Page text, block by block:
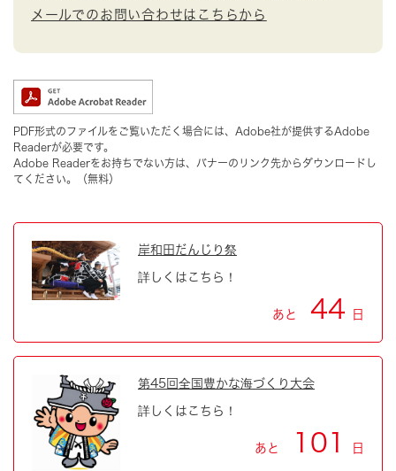
メールでのお問い合わせはこちらから
PDF形式のファイルをご覧いただく場合には、Adobe社が提供するAdobe
Readerが必要です。
Adobe Readerをお持ちでない方は、バナーのリンク先からダウンロードし
てください。（無料）
岸和田だんじり祭
詳しくはこちら！
あと 44 日
第45回全国豊かな海づくり大会
詳しくはこちら！
あと 101 日